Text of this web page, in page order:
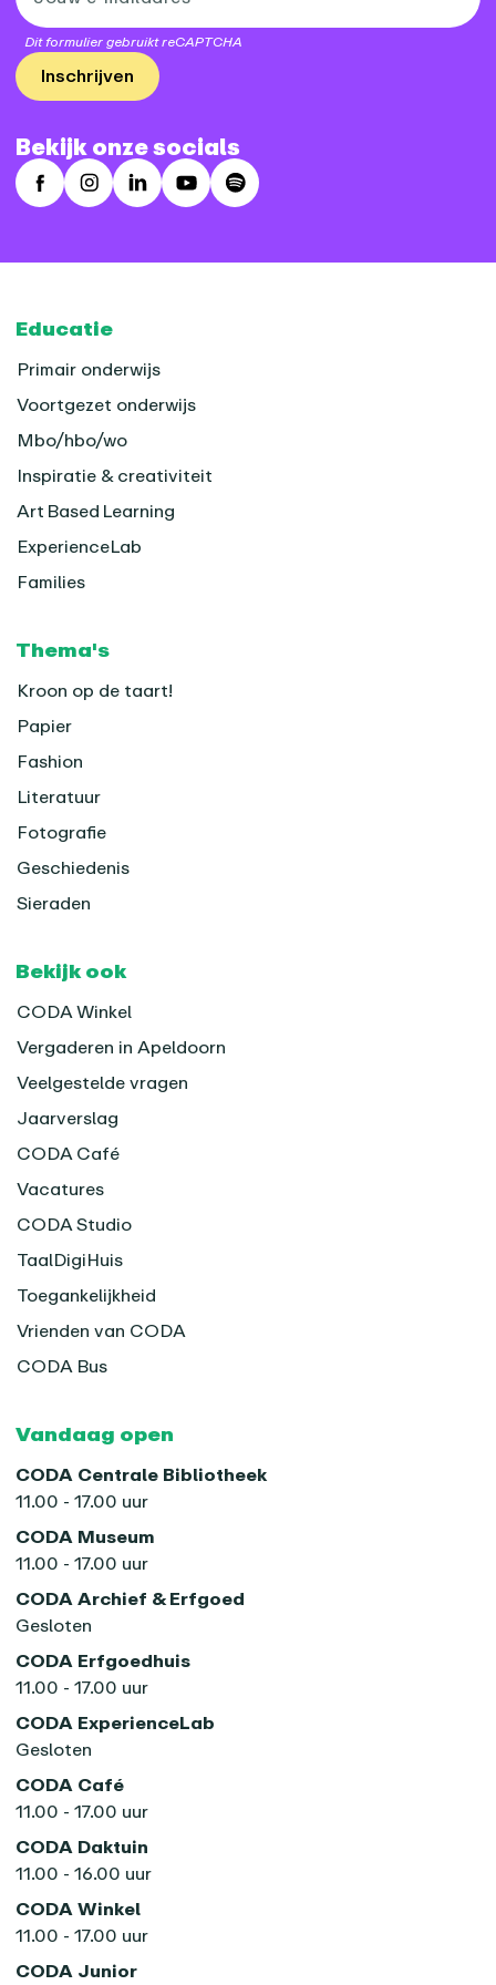
Dit formulier gebruikt reCAPTCHA
Inschrijven
Bekijk onze socials
FacebookInstagram
LinkedInYoutubeSpotify
Footer
Educatie
Primair onderwijs
Voortgezet onderwijs
Mbo/hbo/wo
Inspiratie & creativiteit
Art Based Learning
ExperienceLab
Families
Thema's
Kroon op de taart!
Papier
Fashion
Literatuur
Fotografie
Geschiedenis
Sieraden
Bekijk ook
CODA Winkel
Vergaderen in Apeldoorn
Veelgestelde vragen
Jaarverslag
CODA Café
Vacatures
CODA Studio
TaalDigiHuis
Toegankelijkheid
Vrienden van CODA
CODA Bus
Vandaag open
CODA Centrale Bibliotheek
11.00 - 17.00 uur
CODA Museum
11.00 - 17.00 uur
CODA Archief & Erfgoed
Gesloten
CODA Erfgoedhuis
11.00 - 17.00 uur
CODA ExperienceLab
Gesloten
CODA Café
11.00 - 17.00 uur
CODA Daktuin
11.00 - 16.00 uur
CODA Winkel
11.00 - 17.00 uur
CODA Junior